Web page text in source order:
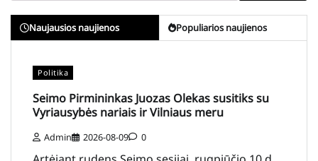
Naujausios naujienos Populiarios naujienos
Politika
Seimo Pirmininkas Juozas Olekas susitiks su
Vyriausybės nariais ir Vilniaus meru
Admin 2026-08-09 0